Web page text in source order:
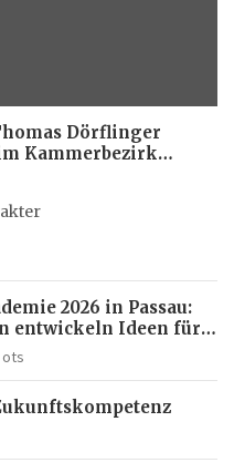
Dörflinger
Kammerbezirk
2026 in Passau:
entwickeln Ideen für
ots